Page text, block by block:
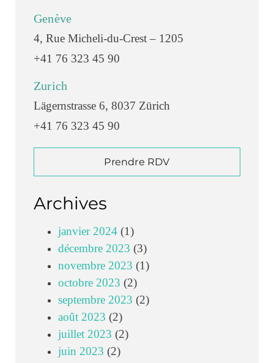
Genève
4, Rue Micheli-du-Crest – 1205
+41 76 323 45 90
Zurich
Lägernstrasse 6, 8037 Zürich
+41 76 323 45 90
Prendre RDV
Archives
janvier 2024 (1)
décembre 2023 (3)
novembre 2023 (1)
octobre 2023 (2)
septembre 2023 (2)
août 2023 (2)
juillet 2023 (2)
juin 2023 (2)